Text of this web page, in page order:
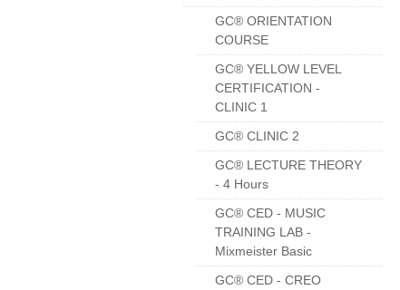
GC® ORIENTATION
COURSE
GC® YELLOW LEVEL
CERTIFICATION -
CLINIC 1
GC® CLINIC 2
GC® LECTURE THEORY
- 4 Hours
GC® CED - MUSIC
TRAINING LAB -
Mixmeister Basic
GC® CED - CREO